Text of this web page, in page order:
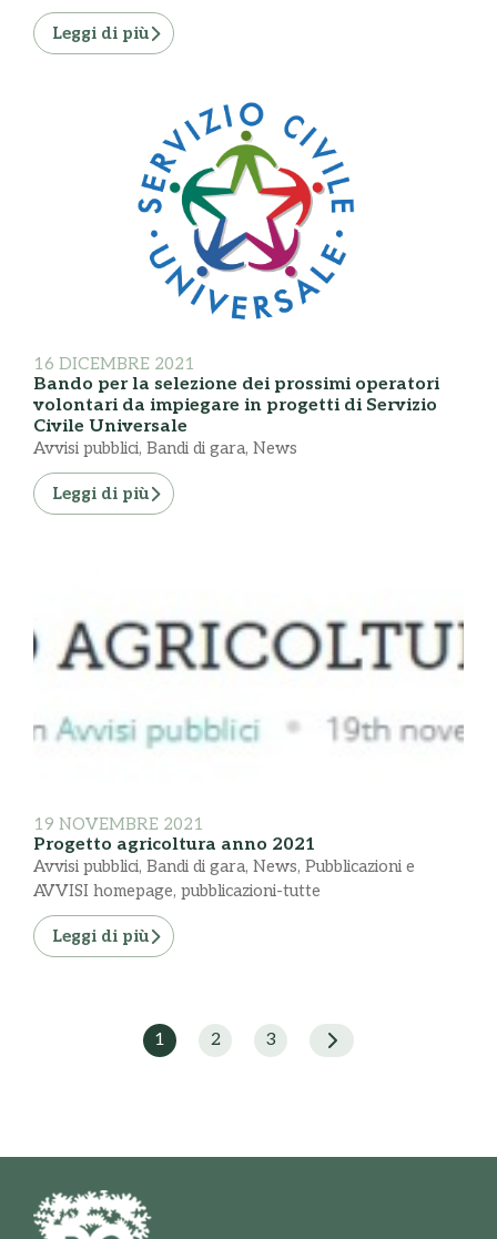
Leggi di più
16 DICEMBRE 2021
Bando per la selezione dei prossimi operatori
volontari da impiegare in progetti di Servizio
Civile Universale
Avvisi pubblici, Bandi di gara, News
Leggi di più
19 NOVEMBRE 2021
Progetto agricoltura anno 2021
Avvisi pubblici, Bandi di gara, News, Pubblicazioni e
AVVISI homepage, pubblicazioni-tutte
Leggi di più
1 2 3